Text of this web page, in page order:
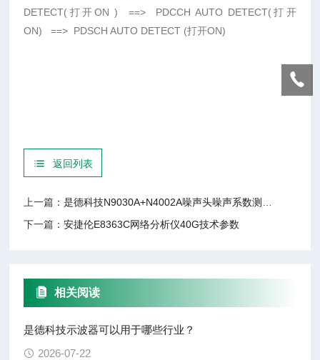
DETECT( 打开ON) ==> PDCCH AUTO DETECT(打开
ON) ==> PDSCH AUTO DETECT (打开ON)
返回列表
上一篇：是德科技N9030A+N4002A噪声头噪声系数测试方案
下一篇：安捷伦E8363C网络分析仪40G技术参数
相关阅读
是德科技示波器可以用于哪些行业？
2026-07-22